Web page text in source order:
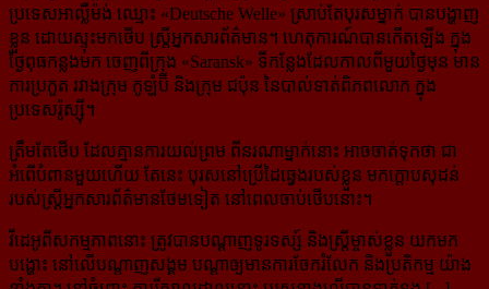
ប្រទេសអាល្លឺម៉ង់ ឈ្មោះ «Deutsche Welle» ស្រាប់តែបុរសម្នាក់ បានបង្ហាញ
ខ្លួន ដោយស្ទុះមកថើប ស្ត្រីអ្នកសារព័ត៌មាន។ ហេតុការណ៍បានកើតឡើង ក្នុង
ថ្ងៃពុធកន្លងមក ចេញពីក្រុង «Saransk» ទីកន្លែងដែលកាលពីមួយថ្ងៃមុន មាន
ការប្រកួត រវាងក្រុម កូឡំប៊ី និងក្រុម ជប៉ុន នៃបាល់ទាត់ពិភពលោក ក្នុង
ប្រទេសរ៉ូស្ស៊ី។
ត្រឹមតែថើប ដែលគ្មានការយល់ព្រម ពីនរណាម្នាក់នោះ អាចចាត់ទុកថា ជា
អំពើបំពានមួយហើយ តែនេះ បុរសនៅប្រើដៃឆ្វេង​របស់ខ្លួន មកក្ដោបសុដន់
របស់ស្ត្រីអ្នកសារព័ត៌មាន​ថែមទៀត នៅពេលចាប់ថើបនោះ។
វីដេអូពីសកម្មភាពនោះ ត្រូវបានបណ្ដាញទូរទស្ស៍ និងស្ត្រីម្ចាស់ខ្លួន យកមក
បង្ហោះ នៅលើបណ្ដាញសង្គម បណ្ដាឲ្យមានការចែករំលែក និងប្រតិកម្ម យ៉ាង